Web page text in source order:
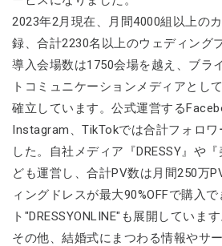
2023年2月現在、月間4000組以上の
録、合計2230名以上のウェディング
導入会場数は1750会場を越え、ブラ
トコミュニケーションメディアとし
確立しています。公式運営する
Instagram、TikTokでは合計フォロワ
した。自社メディア『DRESSY』や
ども運営し、合計PV数は月間250万
ィングドレスが最大90%OFFで購入
ト"DRESSYONLINE"も展開していま
その他、結婚式にまつわる情報やサ